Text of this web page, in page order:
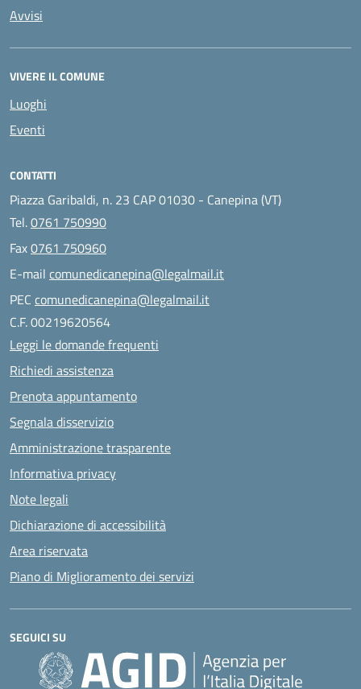
Avvisi
VIVERE IL COMUNE
Luoghi
Eventi
CONTATTI
Piazza Garibaldi, n. 23 CAP 01030 - Canepina (VT)
Tel.0761 750990
Fax0761 750960
E-mail comunedicanepina@legalmail.it
PEC comunedicanepina@legalmail.it
C.F. 00219620564
Leggi le domande frequenti
Richiedi assistenza
Prenota appuntamento
Segnala disservizio
Amministrazione trasparente
Informativa privacy
Note legali
Dichiarazione di accessibilità
Area riservata
Piano di Miglioramento dei servizi
SEGUICI SU